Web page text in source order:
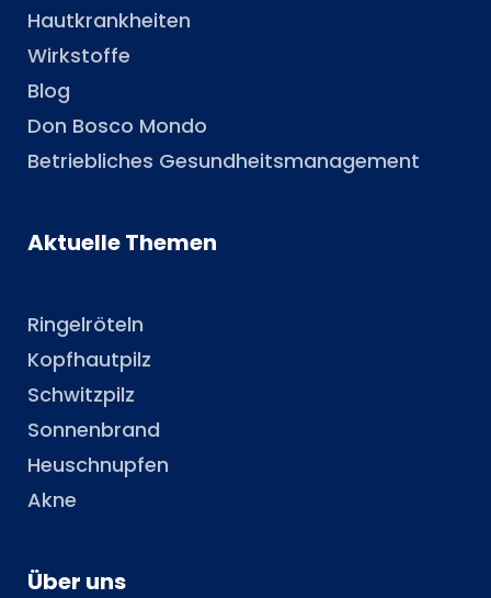
Hautkrankheiten
Wirkstoffe
Blog
Don Bosco Mondo
Betriebliches Gesundheitsmanagement
Aktuelle Themen
Ringelröteln
Kopfhautpilz
Schwitzpilz
Sonnenbrand
Heuschnupfen
Akne
Über uns